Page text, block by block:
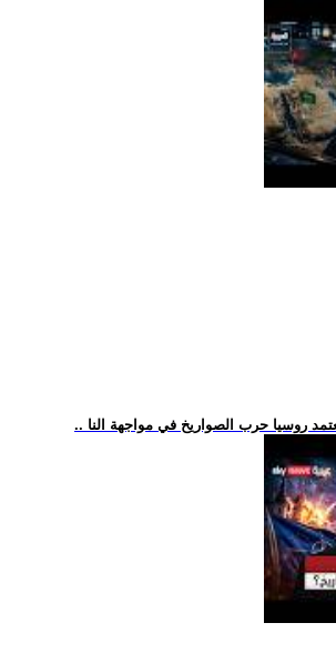
روسيا حرب الصواريخ في مواجهة النا